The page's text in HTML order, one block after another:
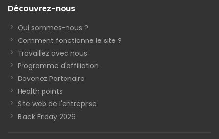
Découvrez-nous
Qui sommes-nous ?
Comment fonctionne le site ?
Travaillez avec nous
Programme d'affiliation
Devenez Partenaire
Health points
Site web de l'entreprise
Black Friday 2026